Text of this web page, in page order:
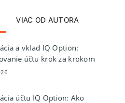
VIAC OD AUTORA
a vklad IQ Option:
účtu krok za krokom
účtu IQ Option: Ako